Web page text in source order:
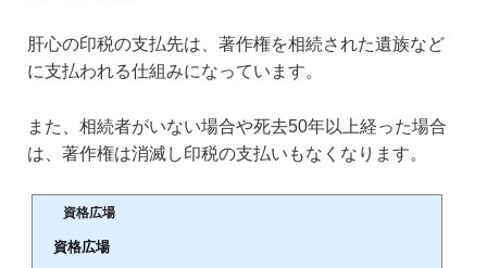
肝心の印税の支払先は、著作権を相続された遺族など
に支払われる仕組みになっています。
また、相続者がいない場合や死去50年以上経った場合
は、著作権は消滅し印税の支払いもなくなります。
資格広場
資格広場